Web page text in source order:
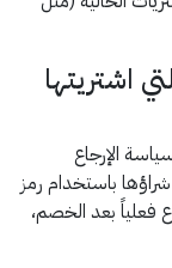
اشتريتها
الإرجاع
باستخدام رمز
فعلياً بعد الخصم،